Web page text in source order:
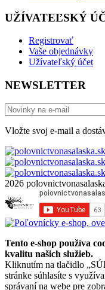
UŽÍVATEĽSKÝ
Registrovať
Vaše objednávky
Užívateľský účet
NEWSLETTER
Vložte svoj e-mail a
2026
Tento e-shop používa
kvalitu našich služieb.
Kliknutím na tlačidlo
stránke súhlasíte s
správaní na webe pre